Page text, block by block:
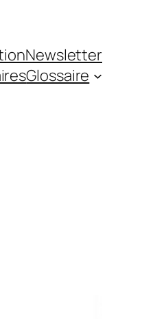
Newsletter
Glossaire